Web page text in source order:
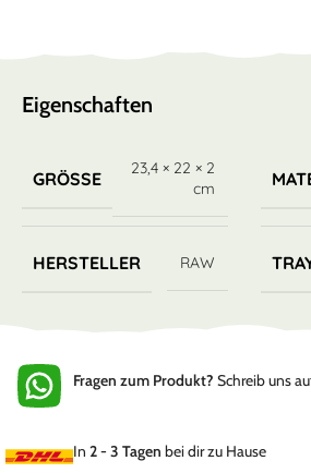
Eigenschaften
GRÖSSE
23,4 × 22 × 2
cm
HERSTELLER RAW
Fragen zum Produkt? Schreib uns
In 2 - 3 Tagen bei dir zu Hause